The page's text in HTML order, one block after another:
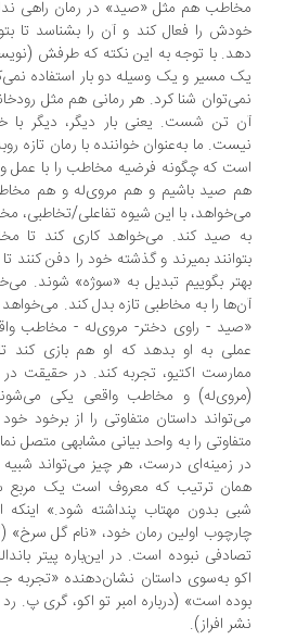
هم مثل «صید» در رمان راهی ندارد
را فعال کند و آن را بشناسد تا بتواند
با توجه به این نکته که طرفش
مسیر و یک وسیله دو بار استفاده نمی‌کند.
شنا کرد. هر رمانی هم مثل رودخانه
تن شست. یعنی بار دیگر، دیگر با خود
ما به‌عنوان خواننده با رمان تازه روبه‌رو
که چگونه فرضیه مخاطب را با عمل و کنش
صید باشیم و هم مروی‌له و هم مخاطب
با این شیوه تفاعلی/تخاطبی، مخاطب/
صید کند. می‌خواهد کاری کند تا مخاطبان
بمیرند و گذشته خود را دفن کنند تا
بگوییم تبدیل به «سوژه» شوند. می‌خواهد
را به مخاطبی تازه بدل کند. می‌خواهد
- راوی دختر- مروی‌له - مخاطب واقعی»
به او بدهد که او هم بازی کند تا
اکتیو، تجربه کند. در حقیقت در
و مخاطب واقعی یکی می‌شوند و
داستان متفاوتی را از برخود خود با
را به واحد بیانی مشابهی متصل نماید.
زمینه‌ای درست، هر چیز می‌تواند شبیه چیز
ترتیب که معروف است یک مربع سیاه
بدون مهتاب پنداشته شود.» اینکه اکو
نبوده است. در این‌باره پیتر باندالنا
به‌سوی داستان نشان‌دهنده «تجربه جذاب
است» (درباره امبر تو اکو، گری پ. رد فورد،
افراز).